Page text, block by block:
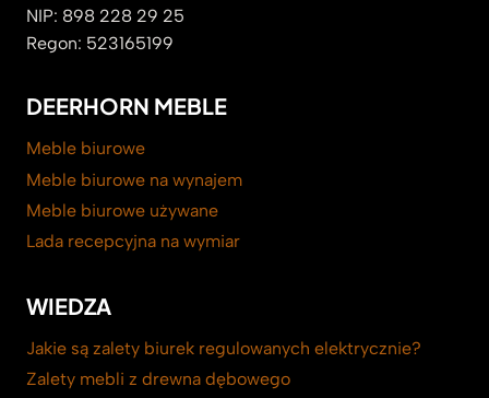
NIP: 898 228 29 25
Regon: 523165199
DEERHORN MEBLE
Meble biurowe
Meble biurowe na wynajem
Meble biurowe używane
Lada recepcyjna na wymiar
WIEDZA
Jakie są zalety biurek regulowanych elektrycznie?
Zalety mebli z drewna dębowego